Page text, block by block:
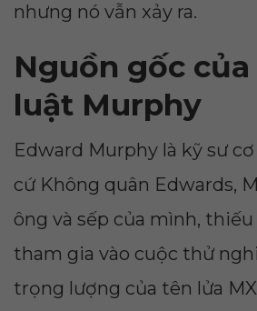
nhưng nó vẫn xảy ra.
Nguồn gốc
luật Murphy
Edward Murphy là kỹ sư
cứ Không quân Edwards,
ông và sếp của mình,
tham gia vào cuộc thử
trọng lượng của tên lửa